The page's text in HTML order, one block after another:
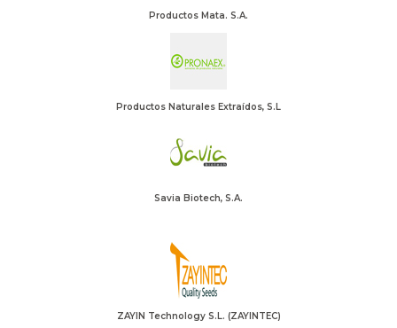
Productos Mata. S.A.
Productos Naturales Extraídos, S.L
Savia Biotech, S.A.
ZAYIN Technology S.L. (ZAYINTEC)